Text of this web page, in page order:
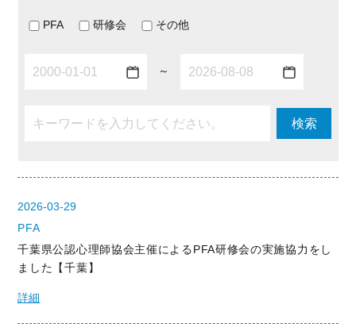
PFA 研修会 その他
～
検索
2026-03-29
PFA
千葉県公認心理師協会主催によるPFA研修会の実施協力をし
ました【千葉】
詳細